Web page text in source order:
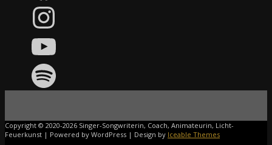
Instagram
YouTube
Spotify
Copyright © 2020-2026 Singer-Songwriterin, Coach, Animateurin, Licht-
Feuerkunst | Powered by WordPress | Design by Iceable Themes